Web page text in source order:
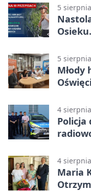
5
5
Młody
4
Policja
4
Maria